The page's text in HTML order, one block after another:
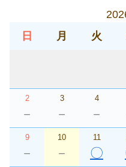
日
月 火
2
－
3
－
4
－
9
－
10
－
11
〇